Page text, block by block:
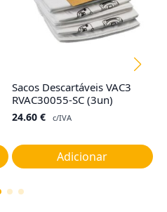
Sacos Descartáveis VAC3
RVAC30055-SC (3un)
24.60 € c/IVA
Adicionar